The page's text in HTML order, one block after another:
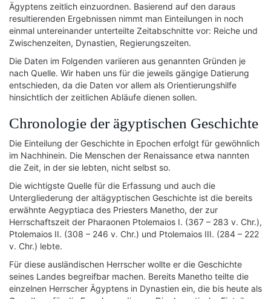
Ägyptens zeitlich einzuordnen. Basierend auf den daraus
resultierenden Ergebnissen nimmt man Einteilungen in noch
einmal untereinander unterteilte Zeitabschnitte vor: Reiche und
Zwischenzeiten, Dynastien, Regierungszeiten.
Die Daten im Folgenden variieren aus genannten Gründen je
nach Quelle. Wir haben uns für die jeweils gängige Datierung
entschieden, da die Daten vor allem als Orientierungshilfe
hinsichtlich der zeitlichen Abläufe dienen sollen.
Chronologie der ägyptischen Geschichte
Die Einteilung der Geschichte in Epochen erfolgt für gewöhnlich
im Nachhinein. Die Menschen der Renaissance etwa nannten
die Zeit, in der sie lebten, nicht selbst so.
Die wichtigste Quelle für die Erfassung und auch die
Untergliederung der altägyptischen Geschichte ist die bereits
erwähnte Aegyptiaca des Priesters Manetho, der zur
Herrschaftszeit der Pharaonen Ptolemaios I. (367 – 283 v. Chr.),
Ptolemaios II. (308 – 246 v. Chr.) und Ptolemaios III. (284 – 222
v. Chr.) lebte.
Für diese ausländischen Herrscher wollte er die Geschichte
seines Landes begreifbar machen. Bereits Manetho teilte die
einzelnen Herrscher Ägyptens in Dynastien ein, die bis heute als